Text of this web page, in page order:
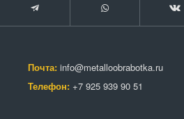
Почта: info@metalloobrabotka.ru
Телефон: +7 925 939 90 51